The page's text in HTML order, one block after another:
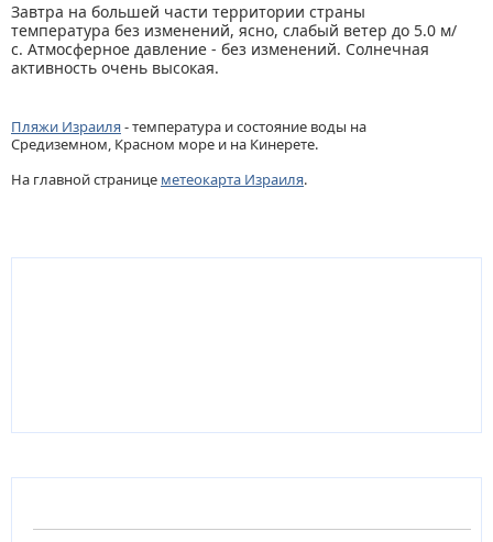
Завтра на большей части территории страны
температура без изменений, ясно, слабый ветер до 5.0 м/
с. Атмосферное давление - без изменений. Солнечная
активность очень высокая.
Пляжи Израиля- температура и состояние воды на
Средиземном, Красном море и на Кинерете.
На главной странице метеокарта Израиля.